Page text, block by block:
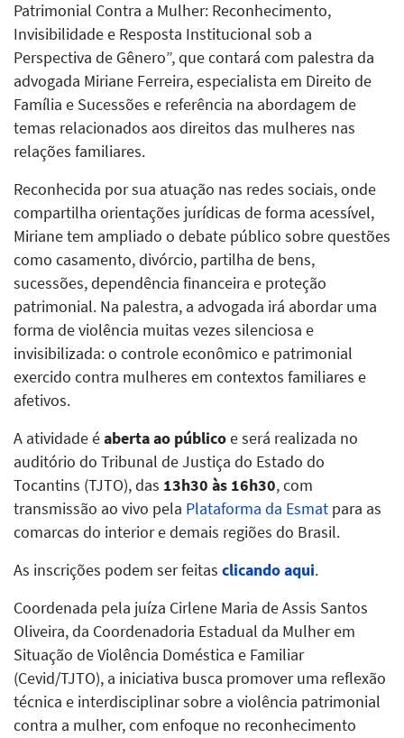
Patrimonial Contra a Mulher: Reconhecimento,
Invisibilidade e Resposta Institucional sob a
Perspectiva de Gênero”, que contará com palestra da
advogada Miriane Ferreira, especialista em Direito de
Família e Sucessões e referência na abordagem de
temas relacionados aos direitos das mulheres nas
relações familiares.
Reconhecida por sua atuação nas redes sociais, onde
compartilha orientações jurídicas de forma acessível,
Miriane tem ampliado o debate público sobre questões
como casamento, divórcio, partilha de bens,
sucessões, dependência financeira e proteção
patrimonial. Na palestra, a advogada irá abordar uma
forma de violência muitas vezes silenciosa e
invisibilizada: o controle econômico e patrimonial
exercido contra mulheres em contextos familiares e
afetivos.
A atividade éaberta ao públicoe será realizada no
auditório do Tribunal de Justiça do Estado do
Tocantins (TJTO), das 13h30 às 16h30, com
transmissão ao vivo pela Plataforma da Esmat para as
comarcas do interior e demais regiões do Brasil.
As inscrições podem ser feitas clicando aqui.
Coordenada pela juíza Cirlene Maria de Assis Santos
Oliveira, da Coordenadoria Estadual da Mulher em
Situação de Violência Doméstica e Familiar
(Cevid/TJTO), a iniciativa busca promover uma reflexão
técnica e interdisciplinar sobre a violência patrimonial
contra a mulher, com enfoque no reconhecimento